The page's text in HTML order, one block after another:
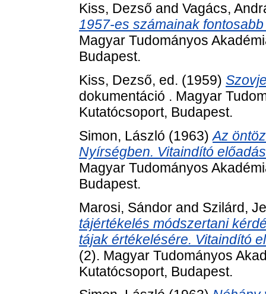
Kiss, Dezső and Vagács,
1957-es számainak
Magyar Tudományos
Budapest.
Kiss, Dezső, ed. (1959)
dokumentáció . Magyar
Kutatócsoport, Budapest.
Simon, László (1963)Az
Nyírségben. Vitaindító
Magyar Tudományos
Budapest.
Marosi, Sándor and Szilárd,
tájértékelés módszertani
tájak értékelésére. Vitaindító
(2). Magyar Tudományos
Kutatócsoport, Budapest.